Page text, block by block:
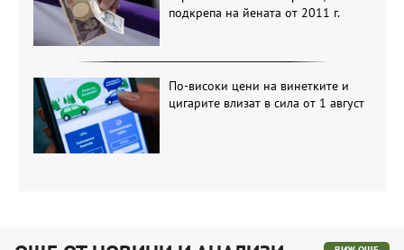
подкрепа на йената от 2011 г.
По-високи цени на винетките и
цигарите влизат в сила от 1 август